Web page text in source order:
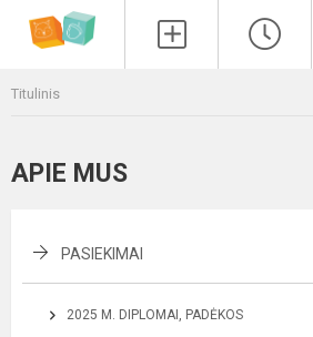
Titulinis
APIE MUS
PASIEKIMAI
2025 M. DIPLOMAI, PADĖKOS